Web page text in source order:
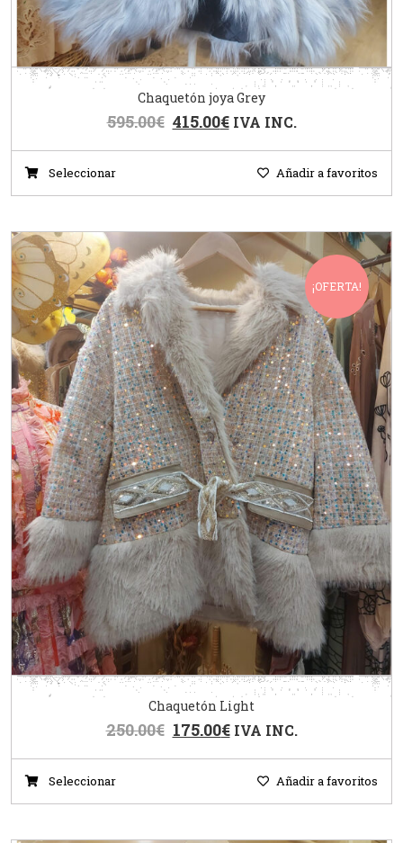
Chaquetón joya Grey
595.00€ 415.00€ IVA INC.
Seleccionar Añadir a favoritos
¡OFERTA!
Chaquetón Light
250.00€ 175.00€ IVA INC.
Seleccionar Añadir a favoritos